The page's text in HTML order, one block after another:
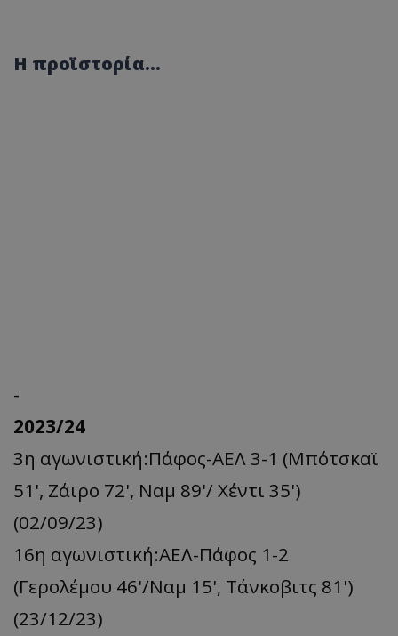
Η προϊστορία...
-
2023/24
3η αγωνιστική:Πάφος-ΑΕΛ 3-1 (Μπότσκαϊ
51', Ζάιρο 72', Ναμ 89'/ Xέντι 35')
(02/09/23)
16η αγωνιστική:ΑΕΛ-Πάφος 1-2
(Γερολέμου 46'/Ναμ 15', Τάνκοβιτς 81')
(23/12/23)